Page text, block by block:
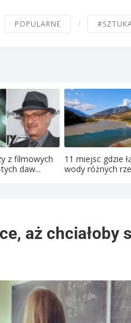
POPULARNE /
z filmowych
daw...
11 miejsc gdzie
wody różnych
aż chciałoby